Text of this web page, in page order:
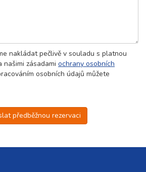
nakládat pečlivě v souladu s platnou
zásadami ochrany osobních
osobních údajů můžete
předběžnou rezervaci